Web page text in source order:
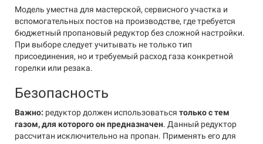
Модель уместна для мастерской, сервисного участка и
вспомогательных постов на производстве, где требуется
бюджетный пропановый редуктор без сложной настройки.
При выборе следует учитывать не только тип
присоединения, но и требуемый расход газа конкретной
горелки или резака.
Безопасность
Важно: редуктор должен использоваться только с тем
газом, для которого он предназначен. Данный редуктор
рассчитан исключительно на пропан. Применять его для